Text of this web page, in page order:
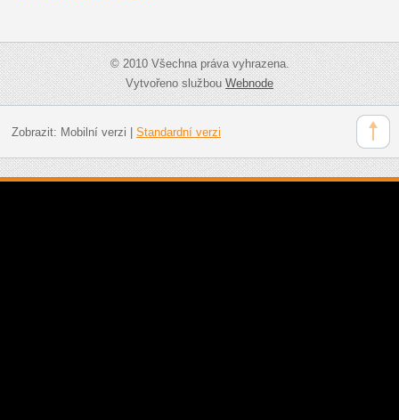
© 2010 Všechna práva vyhrazena.
Vytvořeno službouWebnode
Zobrazit: Mobilní verzi Standardní verzi